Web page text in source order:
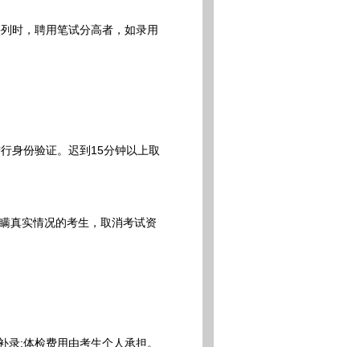
，聘用笔试分高者，如录用
份验证。迟到15分钟以上取
实情况的考生，取消考试资
;体检费用由考生个人承担。